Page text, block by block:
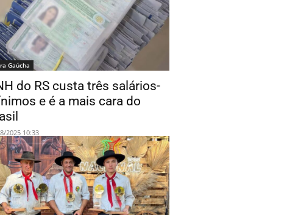
Gaúcha
do RS custa três salários-
e é a mais cara do
2025 10:33